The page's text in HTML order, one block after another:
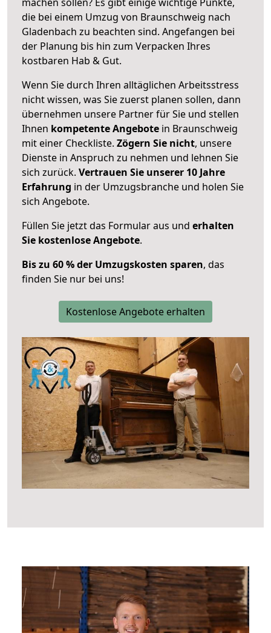
die bei einem Umzug von Braunschweig nach
Gladenbach zu beachten sind. Angefangen bei
der Planung bis hin zum Verpacken Ihres
kostbaren Hab & Gut.
Wenn Sie durch Ihren alltäglichen Arbeitsstress
nicht wissen, was Sie zuerst planen sollen, dann
übernehmen unsere Partner für Sie und stellen
Ihnen kompetente Angebote in Braunschweig
mit einer Checkliste. Zögern Sie nicht, unsere
Dienste in Anspruch zu nehmen und lehnen Sie
sich zurück. Vertrauen Sie unserer 10 Jahre
Erfahrung in der Umzugsbranche und holen Sie
sich Angebote.
Füllen Sie jetzt das Formular aus und erhalten
Sie kostenlose Angebote.
Bis zu 60 % der Umzugskosten sparen, das
finden Sie nur bei uns!
Kostenlose Angebote erhalten